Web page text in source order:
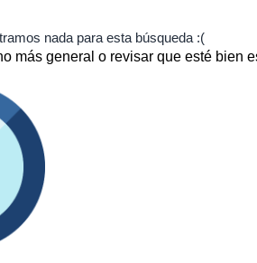
nada para esta búsqueda :(
más general o revisar que esté bien